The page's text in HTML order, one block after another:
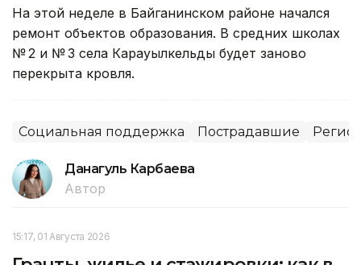
На этой неделе в Байганинском районе начался
ремонт объектов образования. В средних школах
№ 2 и № 3 села Карауылкельды будет заново
перекрыта кровля.
Социальная поддержка Пострадавшие
Данагуль Карбаева
Автор
15:17, 01 Августа 2026